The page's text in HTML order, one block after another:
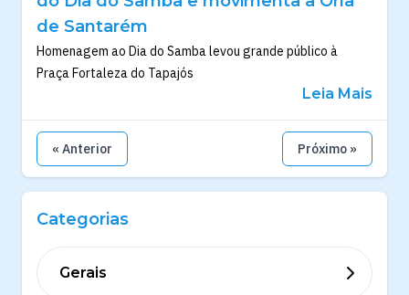
de Santarém
Homenagem ao Dia do Samba levou grande público à
Praça Fortaleza do Tapajós
Leia Mais
« Anterior Próximo »
Categorias
Gerais